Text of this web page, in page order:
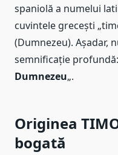
spaniolă a numelui
cuvintele grecești
(Dumnezeu). Așadar,
semnificație
Dumnezeu„.
Originea
bogată